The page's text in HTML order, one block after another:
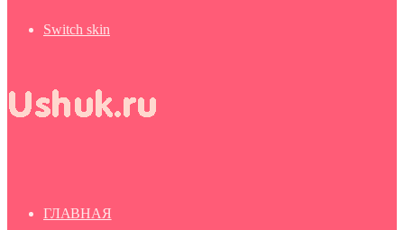
Switch skin
ГЛАВНАЯ